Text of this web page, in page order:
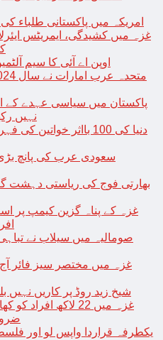
امریکہ میں پاکستانی طلباء کی تعداد میں
غزہ میں کشیدگی، ایمریٹس
کو30
اوپن اے آئی کا سیم
پاکستان میں سیاسی عہدے کے
نہیں
دنیا کی 100 بااثر
سعودی عرب کی پانچ
بھارتی فوج کی ریاستی دہشت
غزہ کے پناہ گزین کیمپ پر
غزہ میں مختصر سیز فائر
شیخ زید روڈ پر کاریں نہیں
غزہ میں 22 لاکھ
یکطرفہ قراردا واپس لو اور